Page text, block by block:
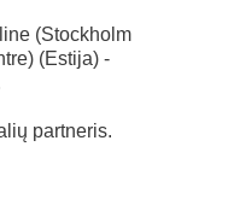
(Stockholm
(Estija) -
partneris.